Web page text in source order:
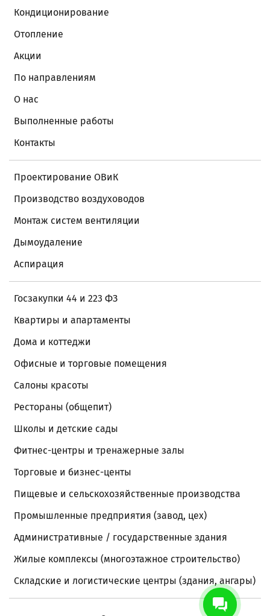
Кондиционирование
Отопление
Акции
По направлениям
О нас
Выполненные работы
Контакты
Проектирование ОВиК
Производство воздуховодов
Монтаж систем вентиляции
Дымоудаление
Аспирация
Госзакупки 44 и 223 ФЗ
Квартиры и апартаменты
Дома и коттеджи
Офисные и торговые помещения
Салоны красоты
Рестораны (общепит)
Школы и детские сады
Фитнес-центры и тренажерные залы
Торговые и бизнес-центы
Пищевые и сельскохозяйственные производства
Промышленные предприятия (завод, цех)
Административные / государственные здания
Жилые комплексы (многоэтажное строительство)
Складские и логистические центры (здания, ангары)